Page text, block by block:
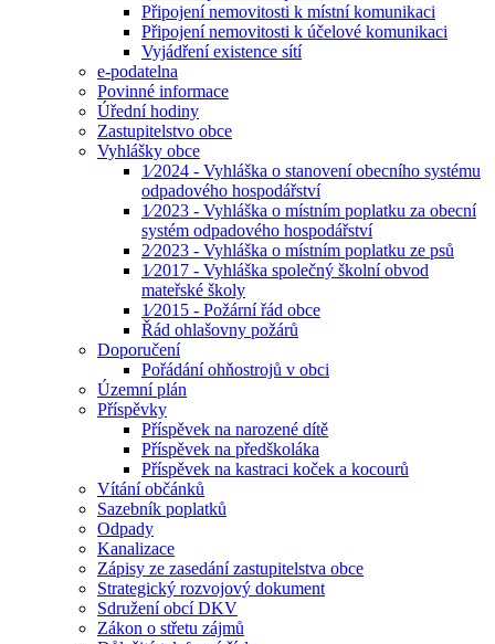
Připojení nemovitosti k místní komunikaci
Připojení nemovitosti k účelové komunikaci
Vyjádření existence sítí
e-podatelna
Povinné informace
Úřední hodiny
Zastupitelstvo obce
Vyhlášky obce
1⁄2024 - Vyhláška o stanovení obecního systému
odpadového hospodářství
1⁄2023 - Vyhláška o místním poplatku za obecní
systém odpadového hospodářství
2⁄2023 - Vyhláška o místním poplatku ze psů
1⁄2017 - Vyhláška společný školní obvod
mateřské školy
1⁄2015 - Požární řád obce
Řád ohlašovny požárů
Doporučení
Pořádání ohňostrojů v obci
Územní plán
Příspěvky
Příspěvek na narozené dítě
Příspěvek na předškoláka
Příspěvek na kastraci koček a kocourů
Vítání občánků
Sazebník poplatků
Odpady
Kanalizace
Zápisy ze zasedání zastupitelstva obce
Strategický rozvojový dokument
Sdružení obcí DKV
Zákon o střetu zájmů